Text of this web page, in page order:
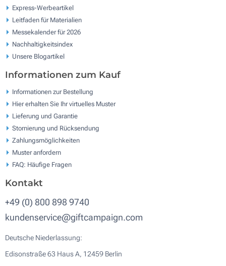
Express-Werbeartikel
Leitfaden für Materialien
Messekalender für 2026
Nachhaltigkeitsindex
Unsere Blogartikel
Informationen zum Kauf
Informationen zur Bestellung
Hier erhalten Sie Ihr virtuelles Muster
Lieferung und Garantie
Stornierung und Rücksendung
Zahlungsmöglichkeiten
Muster anfordern
FAQ: Häufige Fragen
Kontakt
+49 (0) 800 898 9740
kundenservice@giftcampaign.com
Deutsche Niederlassung:
Edisonstraße 63 Haus A, 12459 Berlin